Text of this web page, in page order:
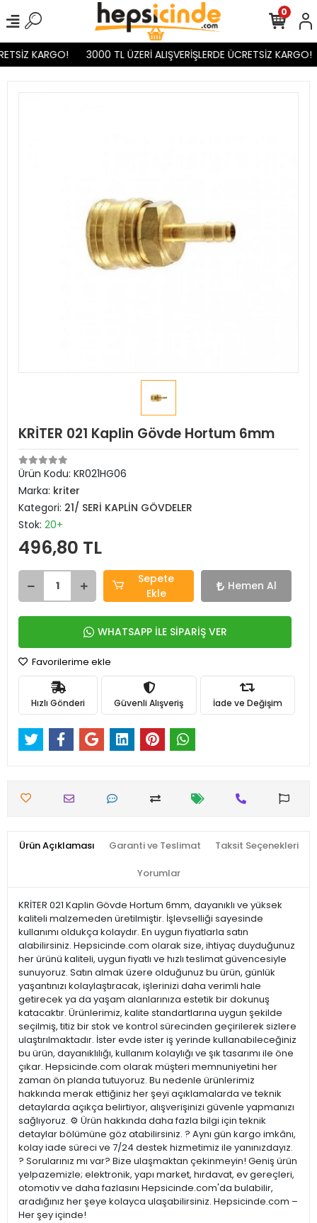
KARGO! 3000 TL ÜZERİ ALIŞVERİŞLERDE ÜCRETSİZ KARGO!
0
KRİTER 021 Kaplin Gövde Hortum 6mm
Ürün Kodu: KR021HG06
Marka: kriter
Kategori: 21/ SERİ KAPLİN GÖVDELER
Stok: 20+
496,80 TL
Sepete
Ekle
Hemen Al
WHATSAPP İLE SİPARİŞ VER
Favorilerime ekle
Hızlı Gönderi Güvenli Alışveriş İade ve Değişim
Ürün Açıklaması Garanti ve Teslimat Taksit Seçenekleri
Yorumlar
KRİTER 021 Kaplin Gövde Hortum 6mm, dayanıklı ve yüksek
kaliteli malzemeden üretilmiştir. İşlevselliği sayesinde
kullanımı oldukça kolaydır. En uygun fiyatlarla satın
alabilirsiniz. Hepsicinde.com olarak size, ihtiyaç duyduğunuz
her ürünü kaliteli, uygun fiyatlı ve hızlı teslimat güvencesiyle
sunuyoruz. Satın almak üzere olduğunuz bu ürün, günlük
yaşantınızı kolaylaştıracak, işlerinizi daha verimli hale
getirecek ya da yaşam alanlarınıza estetik bir dokunuş
katacaktır. Ürünlerimiz, kalite standartlarına uygun şekilde
seçilmiş, titiz bir stok ve kontrol sürecinden geçirilerek sizlere
ulaştırılmaktadır. İster evde ister iş yerinde kullanabileceğiniz
bu ürün, dayanıklılığı, kullanım kolaylığı ve şık tasarımı ile öne
çıkar. Hepsicinde.com olarak müşteri memnuniyetini her
zaman ön planda tutuyoruz. Bu nedenle ürünlerimiz
hakkında merak ettiğiniz her şeyi açıklamalarda ve teknik
detaylarda açıkça belirtiyor, alışverişinizi güvenle yapmanızı
sağlıyoruz. ⚙️ Ürün hakkında daha fazla bilgi için teknik
detaylar bölümüne göz atabilirsiniz. ? Aynı gün kargo imkânı,
kolay iade süreci ve 7/24 destek hizmetimiz ile yanınızdayız.
? Sorularınız mı var? Bize ulaşmaktan çekinmeyin! Geniş ürün
yelpazemizle; elektronik, yapı market, hırdavat, ev gereçleri,
otomotiv ve daha fazlasını Hepsicinde.com'da bulabilir,
aradığınız her şeye kolayca ulaşabilirsiniz. Hepsicinde.com –
Her şey içinde!